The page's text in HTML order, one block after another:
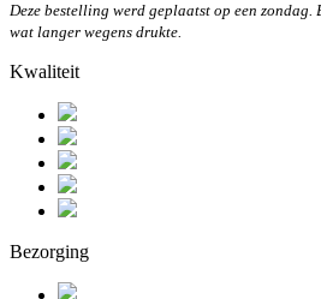
Deze bestelling werd geplaatst op een
wat langer wegens drukte.
Kwaliteit
Bezorging